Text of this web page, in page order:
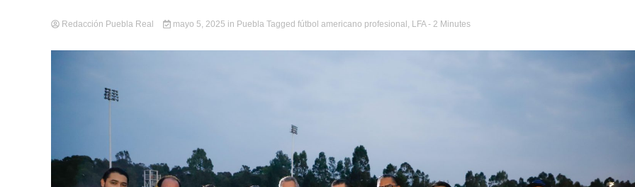
Redacción Puebla Real mayo 5, 2025 in Puebla Tagged fútbol americano profesional , LFA - 2 Minutes